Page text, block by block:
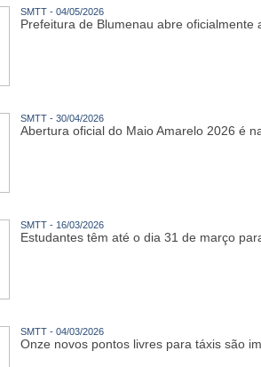
SMTT - 04/05/2026
Prefeitura de Blumenau abre oficialmente
SMTT - 30/04/2026
Abertura oficial do Maio Amarelo 2026 é
SMTT - 16/03/2026
Estudantes têm até o dia 31 de março
SMTT - 04/03/2026
Onze novos pontos livres para táxis são